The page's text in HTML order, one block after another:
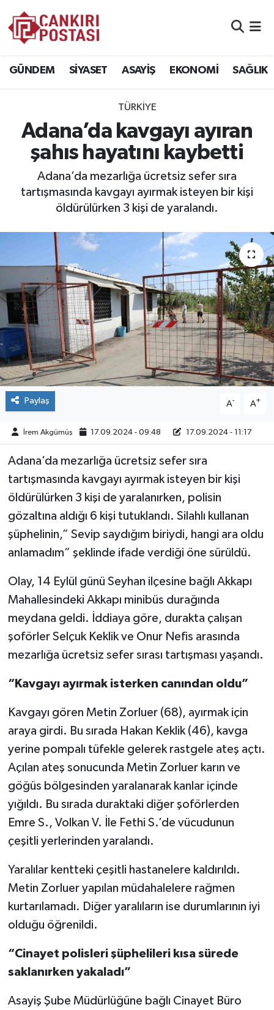
GÜNDEM SİYASET ASAYİŞ EKONOMİ SAĞLIK
TÜRKİYE
Adana’da kavgayı ayıran
şahıs hayatını kaybetti
Adana’da mezarlığa ücretsiz sefer sıra
tartışmasında kavgayı ayırmak isteyen bir kişi
öldürülürken 3 kişi de yaralandı.
Paylaş A- A+
İrem Akgümüş 17.09.2024 - 09:48 17.09.2024 - 11:17
Adana’da mezarlığa ücretsiz sefer sıra
tartışmasında kavgayı ayırmak isteyen bir kişi
öldürülürken 3 kişi de yaralanırken, polisin
gözaltına aldığı 6 kişi tutuklandı. Silahlı kullanan
şüphelinin,” Sevip saydığım biriydi, hangi ara oldu
anlamadım” şeklinde ifade verdiği öne sürüldü.
Olay, 14 Eylül günü Seyhan ilçesine bağlı Akkapı
Mahallesindeki Akkapı minibüs durağında
meydana geldi. İddiaya göre, durakta çalışan
şoförler Selçuk Keklik ve Onur Nefis arasında
mezarlığa ücretsiz sefer sırası tartışması yaşandı.
“Kavgayı ayırmak isterken canından oldu”
Kavgayı gören Metin Zorluer (68), ayırmak için
araya girdi. Bu sırada Hakan Keklik (46), kavga
yerine pompalı tüfekle gelerek rastgele ateş açtı.
Açılan ateş sonucunda Metin Zorluer karın ve
göğüs bölgesinden yaralanarak kanlar içinde
yığıldı. Bu sırada duraktaki diğer şoförlerden
Emre S., Volkan V. İle Fethi S.’de vücudunun
çeşitli yerlerinden yaralandı.
Yaralılar kentteki çeşitli hastanelere kaldırıldı.
Metin Zorluer yapılan müdahalelere rağmen
kurtarılamadı. Diğer yaralıların ise durumlarının iyi
olduğu öğrenildi.
“Cinayet polisleri şüphelileri kısa sürede
saklanırken yakaladı”
Asayiş Şube Müdürlüğüne bağlı Cinayet Büro
EKONOMİ
SAĞLIK
SPOR
EĞİTİM
YAŞAM
ÇEVRE
İLÇELER
RESMİ İLANLAR
KÜLTÜR
VEFAT
BİLİM&TEKNOLOJİ
BÖLGE
TÜRKİYE
Trafik Durumu
Süper Lig Puan Durumu ve Fikstür
Tüm Manşetler
Son Dakika Haberleri
Haber Arşivi